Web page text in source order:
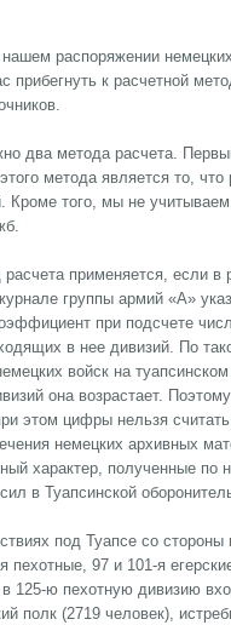
распоряжении
прибегнуть к расчетной
два метода расчета.
метода является то,
Кроме того, мы не
расчета применяется, если
группы армий «А»
при подсчете
в нее дивизий. По
войск на
она возрастает.
этом цифры нельзя
немецких архивных
характер, полученные
в Туапсинской
под Туапсе со
пехотные, 97 и 101-я
125-ю пехотную дивизию
полк (2719 человек),